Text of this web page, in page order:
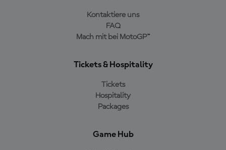
Kontaktiere uns
FAQ
Mach mit bei MotoGP™
Tickets & Hospitality
Tickets
Hospitality
Packages
Game Hub